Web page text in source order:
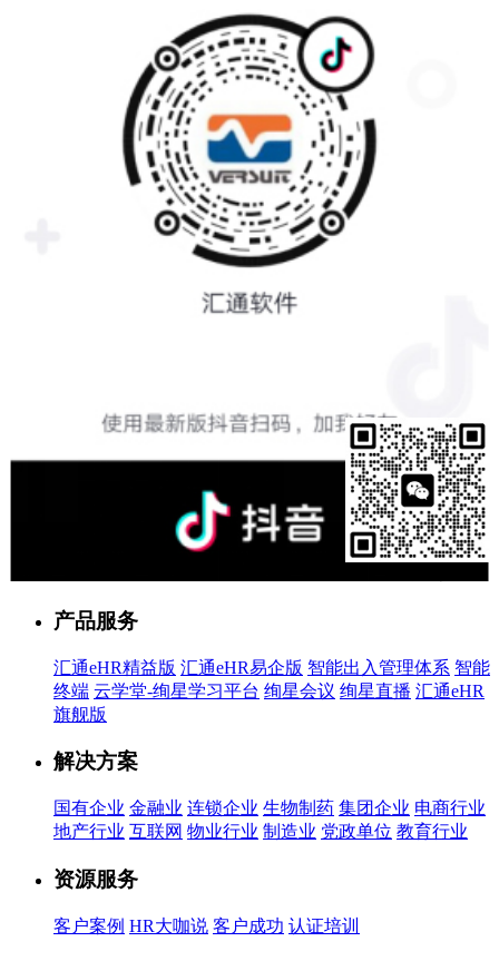
产品服务
汇通eHR精益版 汇通eHR易企版 智能出入管理体系 智能
终端 云学堂-绚星学习平台 绚星会议 绚星直播 汇通eHR
旗舰版
解决方案
国有企业 金融业 连锁企业 生物制药 集团企业 电商行业
地产行业 互联网 物业行业 制造业 党政单位 教育行业
资源服务
客户案例 HR大咖说 客户成功 认证培训